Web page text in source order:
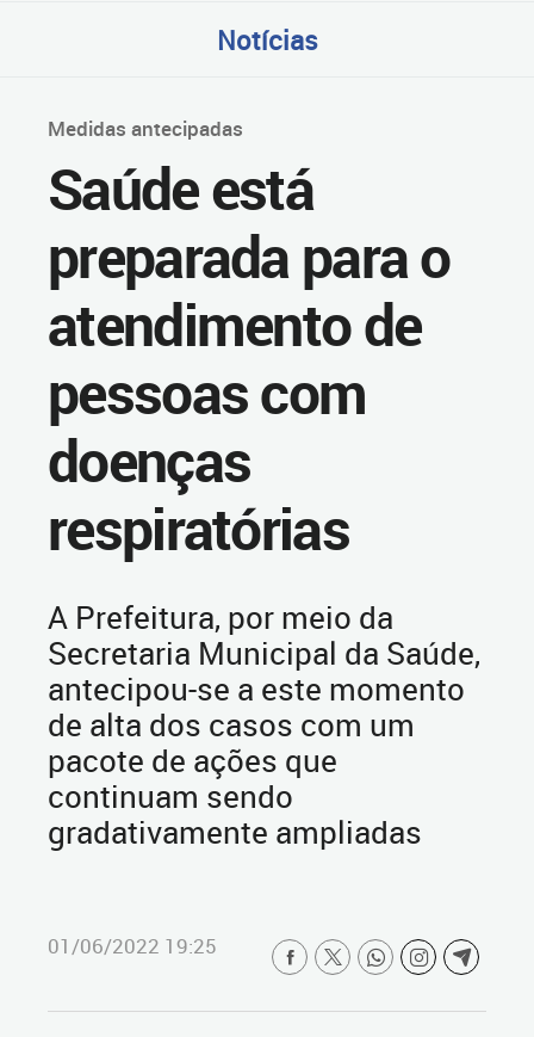
Notícias
Medidas antecipadas
Saúde está
preparada para o
atendimento de
pessoas com
doenças
respiratórias
A Prefeitura, por meio da
Secretaria Municipal da Saúde,
antecipou-se a este momento
de alta dos casos com um
pacote de ações que
continuam sendo
gradativamente ampliadas
01/06/2022 19:25